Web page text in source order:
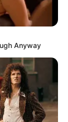
Anyway